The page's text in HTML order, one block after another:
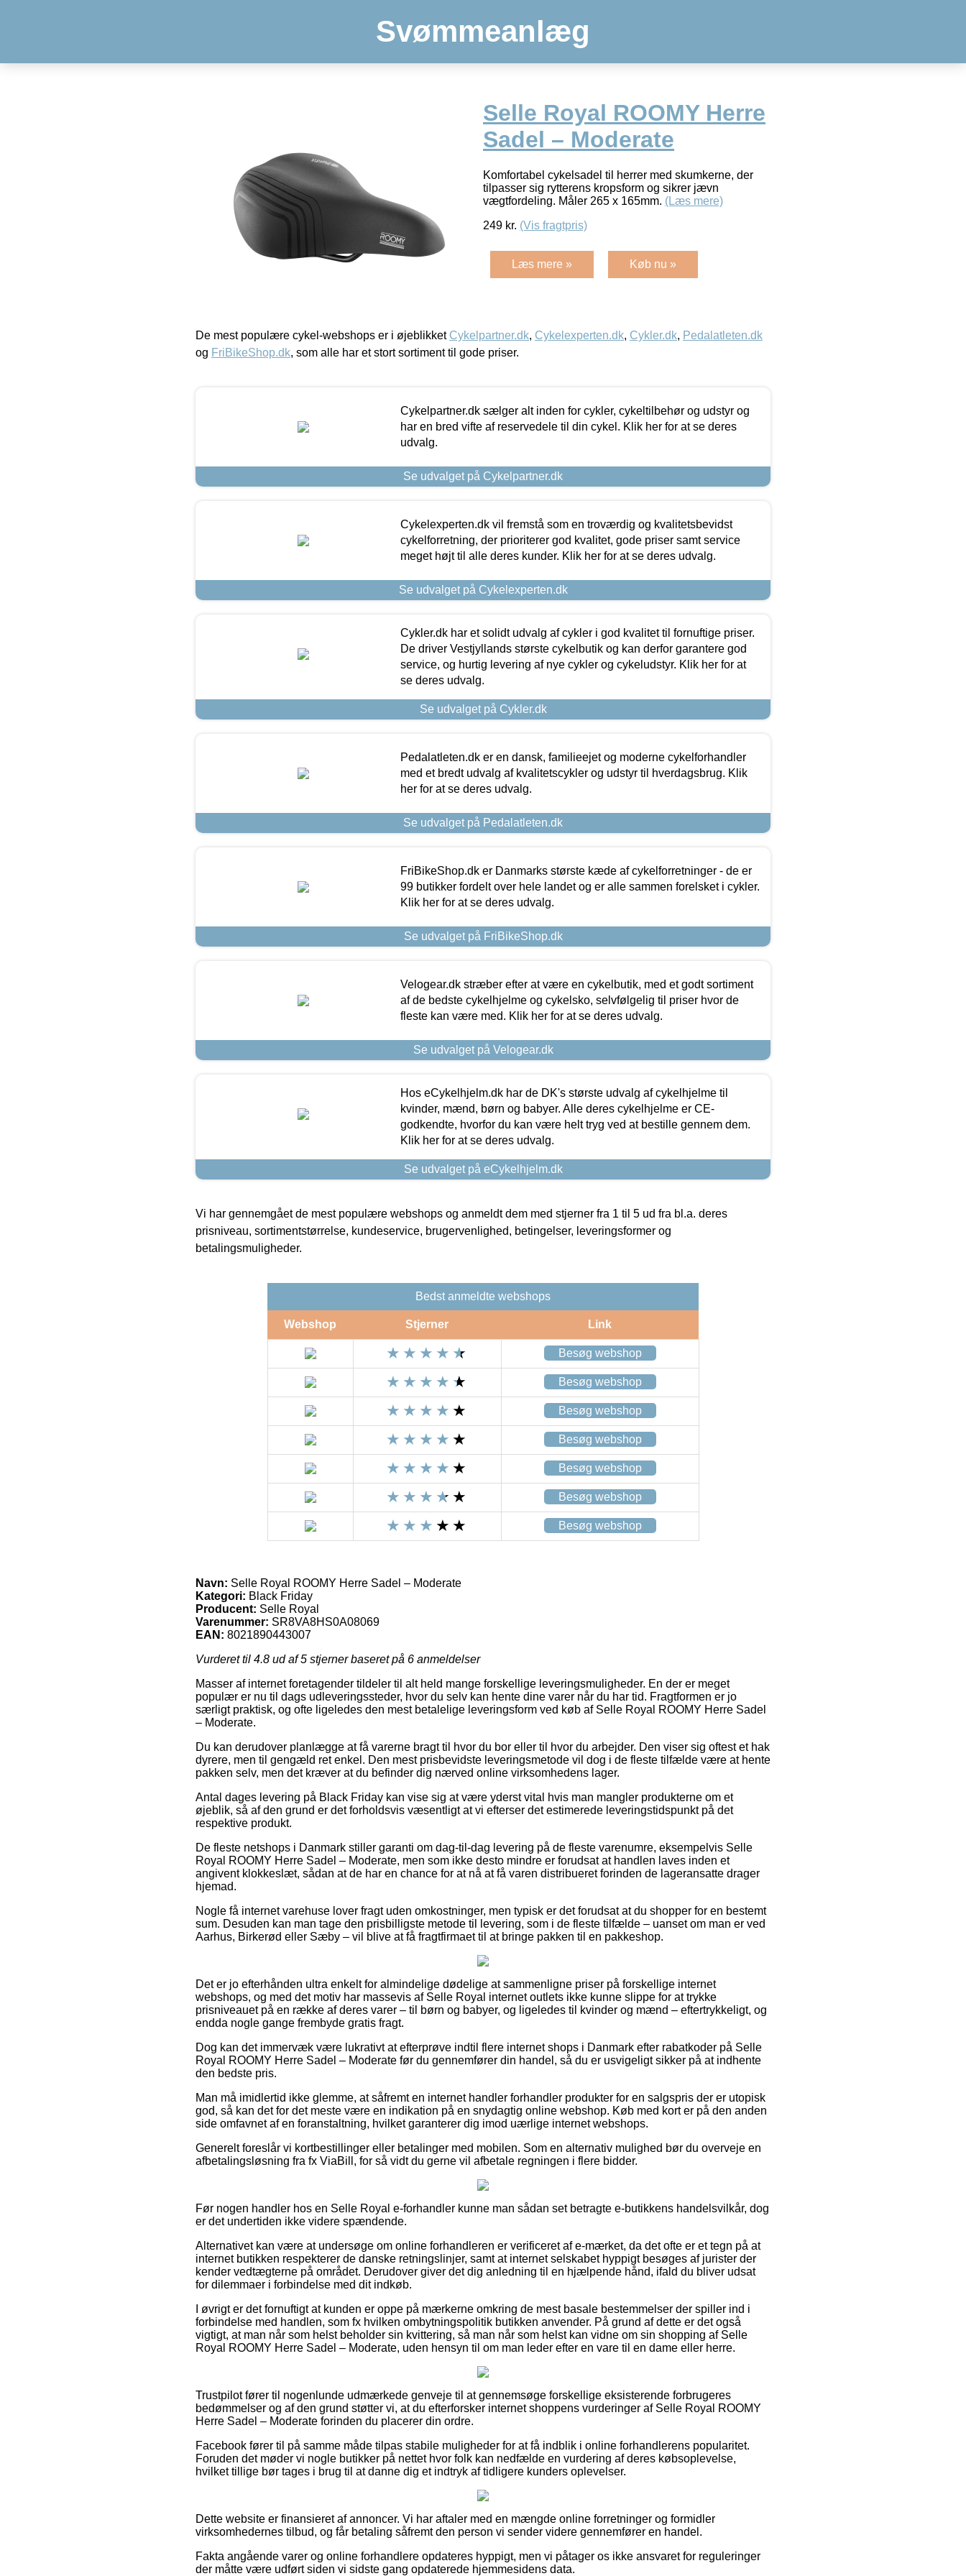
Svømmeanlæg
Selle Royal ROOMY Herre
Sadel – Moderate
Komfortabel cykelsadel til herrer med skumkerne, der
tilpasser sig rytterens kropsform og sikrer jævn
vægtfordeling. Måler 265 x 165mm. (Læs mere)
249 kr. (Vis fragtpris)
Læs mere » Køb nu »
De mest populære cykel-webshops er i øjeblikket Cykelpartner.dk, Cykelexperten.dk, Cykler.dk, Pedalatleten.dk
og FriBikeShop.dk, som alle har et stort sortiment til gode priser.
Cykelpartner.dk sælger alt inden for cykler, cykeltilbehør og udstyr og
har en bred vifte af reservedele til din cykel. Klik her for at se deres
udvalg.
Se udvalget på Cykelpartner.dk
Cykelexperten.dk vil fremstå som en troværdig og kvalitetsbevidst
cykelforretning, der prioriterer god kvalitet, gode priser samt service
meget højt til alle deres kunder. Klik her for at se deres udvalg.
Se udvalget på Cykelexperten.dk
Cykler.dk har et solidt udvalg af cykler i god kvalitet til fornuftige priser.
De driver Vestjyllands største cykelbutik og kan derfor garantere god
service, og hurtig levering af nye cykler og cykeludstyr. Klik her for at
se deres udvalg.
Se udvalget på Cykler.dk
Pedalatleten.dk er en dansk, familieejet og moderne cykelforhandler
med et bredt udvalg af kvalitetscykler og udstyr til hverdagsbrug. Klik
her for at se deres udvalg.
Se udvalget på Pedalatleten.dk
FriBikeShop.dk er Danmarks største kæde af cykelforretninger - de er
99 butikker fordelt over hele landet og er alle sammen forelsket i cykler.
Klik her for at se deres udvalg.
Se udvalget på FriBikeShop.dk
Velogear.dk stræber efter at være en cykelbutik, med et godt sortiment
af de bedste cykelhjelme og cykelsko, selvfølgelig til priser hvor de
fleste kan være med. Klik her for at se deres udvalg.
Se udvalget på Velogear.dk
Hos eCykelhjelm.dk har de DK's største udvalg af cykelhjelme til
kvinder, mænd, børn og babyer. Alle deres cykelhjelme er CE-
godkendte, hvorfor du kan være helt tryg ved at bestille gennem dem.
Klik her for at se deres udvalg.
Se udvalget på eCykelhjelm.dk
Vi har gennemgået de mest populære webshops og anmeldt dem med stjerner fra 1 til 5 ud fra bl.a. deres
prisniveau, sortimentstørrelse, kundeservice, brugervenlighed, betingelser, leveringsformer og
betalingsmuligheder.
Bedst anmeldte webshops
Webshop Stjerner Link
Besøg webshop
Besøg webshop
Besøg webshop
Besøg webshop
Besøg webshop
Besøg webshop
Besøg webshop
Navn: Selle Royal ROOMY Herre Sadel – Moderate
Kategori: Black Friday
Producent: Selle Royal
Varenummer: SR8VA8HS0A08069
EAN: 8021890443007
Vurderet til 4.8 ud af 5 stjerner baseret på 6 anmeldelser
Masser af internet foretagender tildeler til alt held mange forskellige leveringsmuligheder. En der er meget
populær er nu til dags udleveringssteder, hvor du selv kan hente dine varer når du har tid. Fragtformen er jo
særligt praktisk, og ofte ligeledes den mest betalelige leveringsform ved køb af Selle Royal ROOMY Herre Sadel
– Moderate.
Du kan derudover planlægge at få varerne bragt til hvor du bor eller til hvor du arbejder. Den viser sig oftest et hak
dyrere, men til gengæld ret enkel. Den mest prisbevidste leveringsmetode vil dog i de fleste tilfælde være at hente
pakken selv, men det kræver at du befinder dig nærved online virksomhedens lager.
Antal dages levering på Black Friday kan vise sig at være yderst vital hvis man mangler produkterne om et
øjeblik, så af den grund er det forholdsvis væsentligt at vi efterser det estimerede leveringstidspunkt på det
respektive produkt.
De fleste netshops i Danmark stiller garanti om dag-til-dag levering på de fleste varenumre, eksempelvis Selle
Royal ROOMY Herre Sadel – Moderate, men som ikke desto mindre er forudsat at handlen laves inden et
angivent klokkeslæt, sådan at de har en chance for at nå at få varen distribueret forinden de lageransatte drager
hjemad.
Nogle få internet varehuse lover fragt uden omkostninger, men typisk er det forudsat at du shopper for en bestemt
sum. Desuden kan man tage den prisbilligste metode til levering, som i de fleste tilfælde – uanset om man er ved
Aarhus, Birkerød eller Sæby – vil blive at få fragtfirmaet til at bringe pakken til en pakkeshop.
Det er jo efterhånden ultra enkelt for almindelige dødelige at sammenligne priser på forskellige internet
webshops, og med det motiv har massevis af Selle Royal internet outlets ikke kunne slippe for at trykke
prisniveauet på en række af deres varer – til børn og babyer, og ligeledes til kvinder og mænd – eftertrykkeligt, og
endda nogle gange frembyde gratis fragt.
Dog kan det immervæk være lukrativt at efterprøve indtil flere internet shops i Danmark efter rabatkoder på Selle
Royal ROOMY Herre Sadel – Moderate før du gennemfører din handel, så du er usvigeligt sikker på at indhente
den bedste pris.
Man må imidlertid ikke glemme, at såfremt en internet handler forhandler produkter for en salgspris der er utopisk
god, så kan det for det meste være en indikation på en snydagtig online webshop. Køb med kort er på den anden
side omfavnet af en foranstaltning, hvilket garanterer dig imod uærlige internet webshops.
Generelt foreslår vi kortbestillinger eller betalinger med mobilen. Som en alternativ mulighed bør du overveje en
afbetalingsløsning fra fx ViaBill, for så vidt du gerne vil afbetale regningen i flere bidder.
Før nogen handler hos en Selle Royal e-forhandler kunne man sådan set betragte e-butikkens handelsvilkår, dog
er det undertiden ikke videre spændende.
Alternativet kan være at undersøge om online forhandleren er verificeret af e-mærket, da det ofte er et tegn på at
internet butikken respekterer de danske retningslinjer, samt at internet selskabet hyppigt besøges af jurister der
kender vedtægterne på området. Derudover giver det dig anledning til en hjælpende hånd, ifald du bliver udsat
for dilemmaer i forbindelse med dit indkøb.
I øvrigt er det fornuftigt at kunden er oppe på mærkerne omkring de mest basale bestemmelser der spiller ind i
forbindelse med handlen, som fx hvilken ombytningspolitik butikken anvender. På grund af dette er det også
vigtigt, at man når som helst beholder sin kvittering, så man når som helst kan vidne om sin shopping af Selle
Royal ROOMY Herre Sadel – Moderate, uden hensyn til om man leder efter en vare til en dame eller herre.
Trustpilot fører til nogenlunde udmærkede genveje til at gennemsøge forskellige eksisterende forbrugeres
bedømmelser og af den grund støtter vi, at du efterforsker internet shoppens vurderinger af Selle Royal ROOMY
Herre Sadel – Moderate forinden du placerer din ordre.
Facebook fører til på samme måde tilpas stabile muligheder for at få indblik i online forhandlerens popularitet.
Foruden det møder vi nogle butikker på nettet hvor folk kan nedfælde en vurdering af deres købsoplevelse,
hvilket tillige bør tages i brug til at danne dig et indtryk af tidligere kunders oplevelser.
Dette website er finansieret af annoncer. Vi har aftaler med en mængde online forretninger og formidler
virksomhedernes tilbud, og får betaling såfremt den person vi sender videre gennemfører en handel.
Fakta angående varer og online forhandlere opdateres hyppigt, men vi påtager os ikke ansvaret for reguleringer
der måtte være udført siden vi sidste gang opdaterede hjemmesidens data.